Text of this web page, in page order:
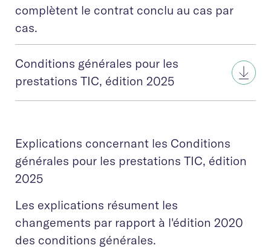
complètent le contrat conclu au cas par
cas.
Conditions générales pour les
prestations TIC, édition 2025
Explications concernant les Conditions
générales pour les prestations TIC, édition
2025
Les explications résument les
changements par rapport à l'édition 2020
des conditions générales.